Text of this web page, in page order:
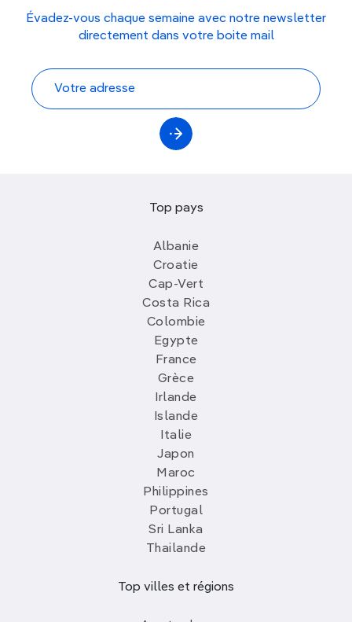
Évadez-vous chaque semaine avec notre newsletter
directement dans votre boite mail
Top pays
Albanie
Croatie
Cap-Vert
Costa Rica
Colombie
Egypte
France
Grèce
Irlande
Islande
Italie
Japon
Maroc
Philippines
Portugal
Sri Lanka
Thailande
Top villes et régions